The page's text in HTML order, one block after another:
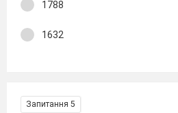
1788
1632
Запитання 5